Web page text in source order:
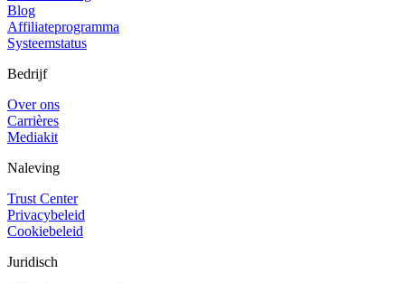
Blog
Affiliateprogramma
Systeemstatus
Bedrijf
Over ons
Carrières
Mediakit
Naleving
Trust Center
Privacybeleid
Cookiebeleid
Juridisch